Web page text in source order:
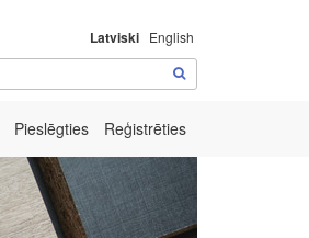
Latviski English
Pieslēgties Reģistrēties